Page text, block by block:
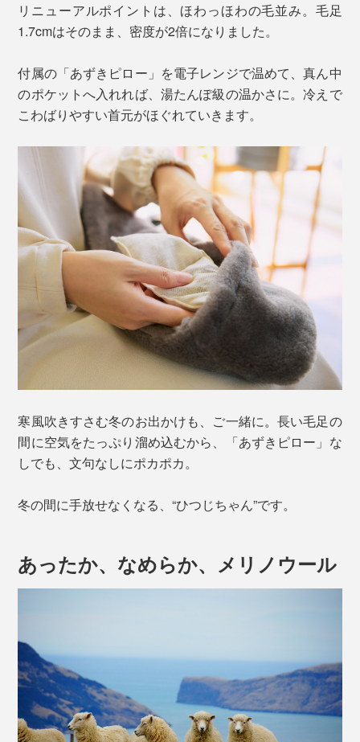
リニューアルポイントは、ほわっほわの毛並み。毛足
1.7cmはそのまま、密度が2倍になりました。
付属の「あずきピロー」を電子レンジで温めて、真ん中
のポケットへ入れれば、湯たんぽ級の温かさに。冷えで
こわばりやすい首元がほぐれていきます。
寒風吹きすさむ冬のお出かけも、ご一緒に。長い毛足の
間に空気をたっぷり溜め込むから、「あずきピロー」な
しでも、文句なしにポカポカ。
冬の間に手放せなくなる、“ひつじちゃん”です。
あったか、なめらか、メリノウール